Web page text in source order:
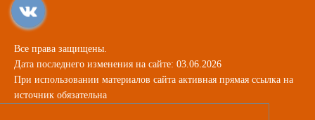
Все права защищены.
Дата последнего изменения на сайте: 03.06.2026
При использовании материалов сайта активная прямая ссылка на
источник обязательна